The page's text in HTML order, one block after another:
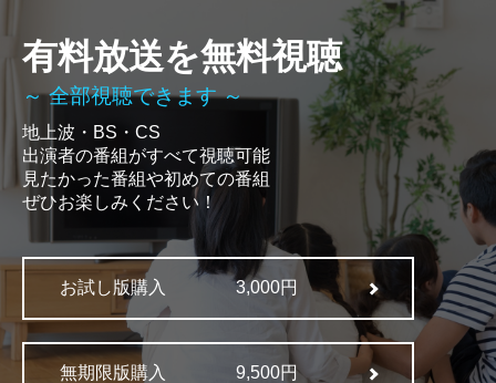
有料放送を無料視聴
～ 全部視聴できます ～
地上波・BS・CS
出演者の番組がすべて視聴可能
見たかった番組や初めての番組
ぜひお楽しみください！
お試し版購入 3,000円
無期限版購入 9,500円